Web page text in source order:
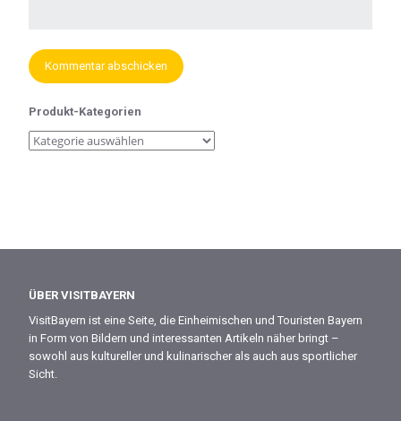
Produkt-Kategorien
ÜBER VISITBAYERN
VisitBayern ist eine Seite, die Einheimischen und Touristen Bayern
in Form von Bildern und interessanten Artikeln näher bringt –
sowohl aus kultureller und kulinarischer als auch aus sportlicher
Sicht.